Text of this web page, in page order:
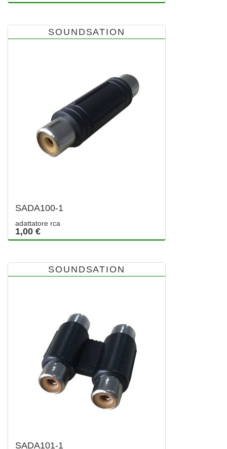
SOUNDSATION
SADA100-1
adattatore rca
1,00 €
SOUNDSATION
SADA101-1